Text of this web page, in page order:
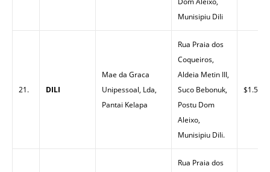
Munisipiu Dili
21. DILI
Mae da Graca
Unipessoal, Lda,
Pantai Kelapa
Rua Praia dos
Coqueiros,
Aldeia Metin III,
Suco Bebonuk,
Postu Dom
Aleixo,
Munisipiu Dili.
$1.59
Rua Praia dos